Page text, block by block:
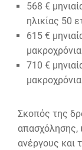
568 €
ηλικίας 50
615 €
710 €
Σκοπός της
απασχόλησης,
ανέργους και